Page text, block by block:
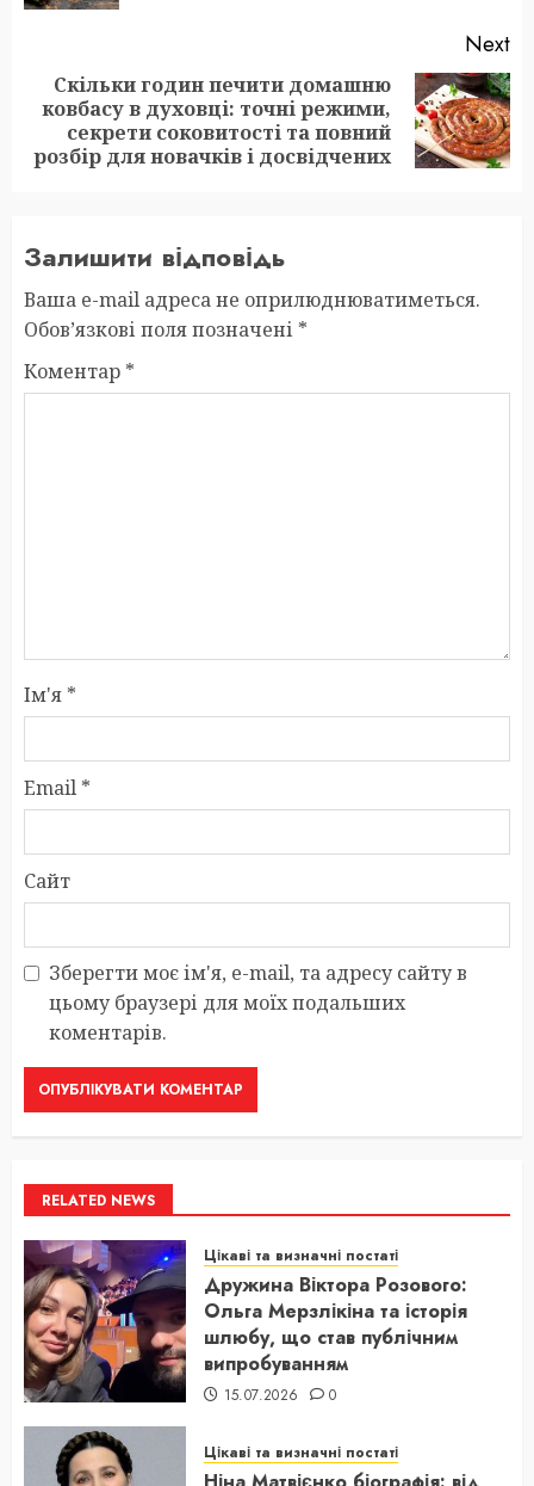
Next
Next
post:
Скільки годин печити домашню
ковбасу в духовці: точні режими,
секрети соковитості та повний
розбір для новачків і досвідчених
Залишити відповідь
Ваша e-mail адреса не оприлюднюватиметься.
Обов’язкові поля позначені *
Коментар *
Ім'я *
Email *
Сайт
Зберегти моє ім'я, e-mail, та адресу сайту в
цьому браузері для моїх подальших
коментарів.
RELATED NEWS
Цікаві та визначні постаті
Дружина Віктора Розового:
Ольга Мерзлікіна та історія
шлюбу, що став публічним
випробуванням
15.07.2026 0
Цікаві та визначні постаті